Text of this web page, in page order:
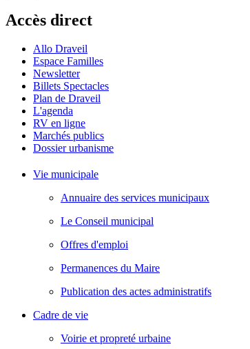
Accès direct
Allo Draveil
Espace Familles
Newsletter
Billets Spectacles
Plan de Draveil
L'agenda
RV en ligne
Marchés publics
Dossier urbanisme
Vie municipale
Annuaire des services municipaux
Le Conseil municipal
Offres d'emploi
Permanences du Maire
Publication des actes administratifs
Cadre de vie
Voirie et propreté urbaine